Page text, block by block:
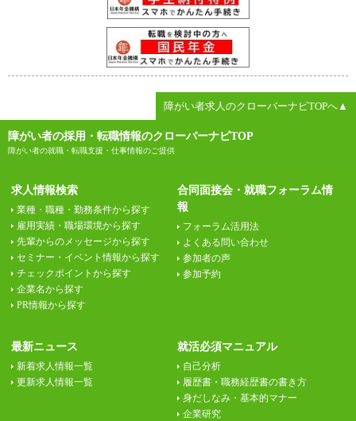
障がい者求人のクローバーナビTOPへ▲
障がい者の採用・転職情報のクローバーナビTOP
障がい者の就職・転職支援・仕事情報のご提供
求人情報検索
業種・職種・勤務条件から探す
雇用実績・職場環境から探す
先輩からのメッセージから探す
セミナー・イベント情報から探す
チェックポイントから探す
企業名から探す
PR情報から探す
合同面接会・就職フォーラム情
報
フォーラム活用法
よくある問い合わせ
参加者の声
参加予約
最新ニュース
新着求人情報一覧
更新求人情報一覧
就活必須マニュアル
自己分析
履歴書・職務経歴書の書き方
身だしなみ・基本的マナー
企業研究